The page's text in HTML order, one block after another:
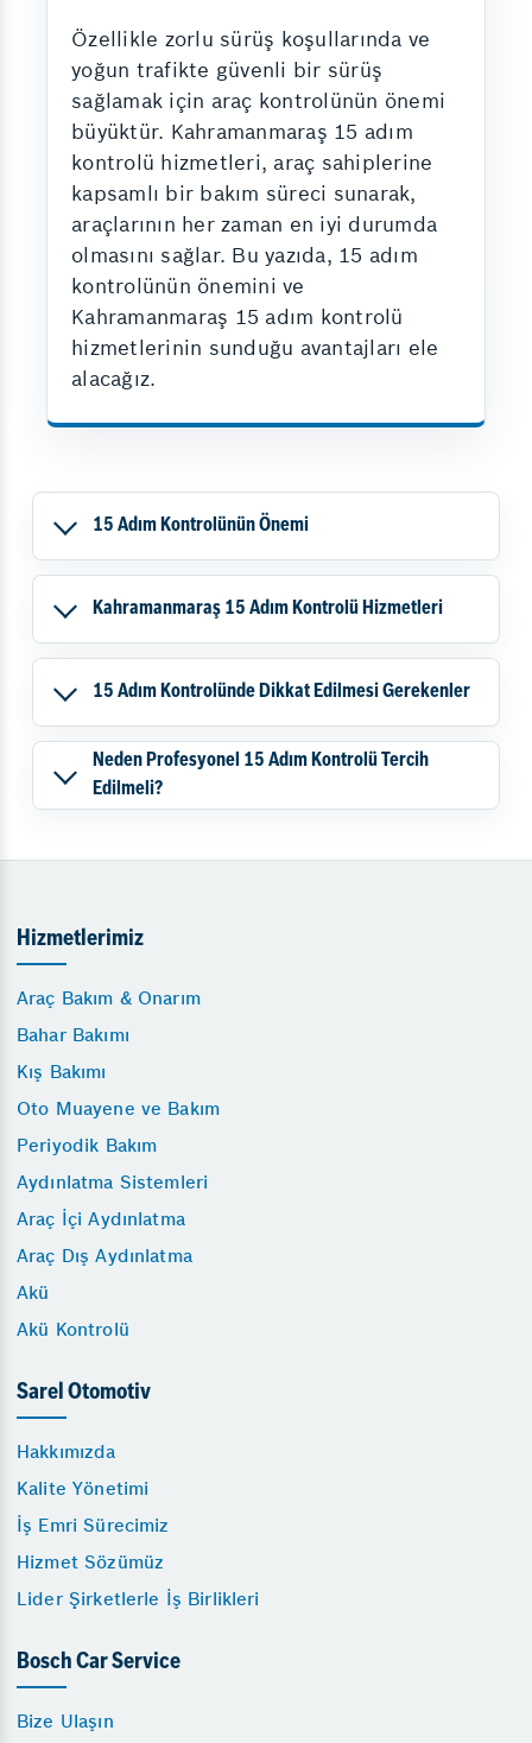
Özellikle zorlu sürüş koşullarında ve
yoğun trafikte güvenli bir sürüş
sağlamak için araç kontrolünün önemi
büyüktür. Kahramanmaraş 15 adım
kontrolü hizmetleri, araç sahiplerine
kapsamlı bir bakım süreci sunarak,
araçlarının her zaman en iyi durumda
olmasını sağlar. Bu yazıda, 15 adım
kontrolünün önemini ve
Kahramanmaraş 15 adım kontrolü
hizmetlerinin sunduğu avantajları ele
alacağız.
15 Adım Kontrolünün Önemi
Kahramanmaraş 15 Adım Kontrolü Hizmetleri
15 Adım Kontrolünde Dikkat Edilmesi Gerekenler
Neden Profesyonel 15 Adım Kontrolü Tercih
Edilmeli?
Hizmetlerimiz
Araç Bakım & Onarım
Bahar Bakımı
Kış Bakımı
Oto Muayene ve Bakım
Periyodik Bakım
Aydınlatma Sistemleri
Araç İçi Aydınlatma
Araç Dış Aydınlatma
Akü
Akü Kontrolü
Sarel Otomotiv
Hakkımızda
Kalite Yönetimi
İş Emri Sürecimiz
Hizmet Sözümüz
Lider Şirketlerle İş Birlikleri
Bosch Car Service
Bize Ulaşın